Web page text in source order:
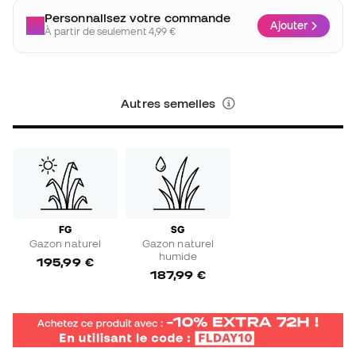
Personnalisez votre commande
À partir de seulement 4,99 € Ajouter
Autres semelles
FG
Gazon naturel
195,99 €
SG
Gazon naturel
humide
187,99 €